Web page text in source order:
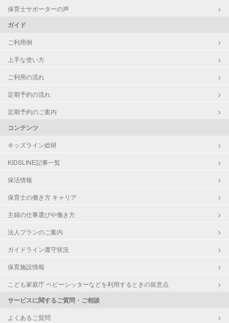
保育士サポーターの声
ガイド
ご利用例
上手な使い方
ご利用の流れ
定期予約の流れ
定期予約のご案内
コンテンツ
キッズライン総研
KIDSLINE記事一覧
保活情報
保育士の働き方 キャリア
主婦の仕事選びや働き方
法人プランのご案内
ガイドライン遵守状況
保育施設情報
こども家庭庁 ベビーシッターなどを利用するときの留意点
サービスに関するご質問・ご相談
よくあるご質問